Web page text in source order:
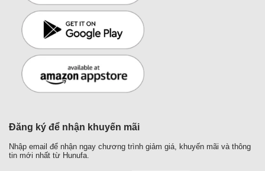
Đăng ký để nhận khuyến mãi
Nhập email để nhận ngay chương trình giảm giá, khuyến mãi và thông
tin mới nhất từ Hunufa.